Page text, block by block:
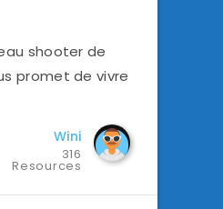
shooter de
promet de vivre
Wini
316
Resources